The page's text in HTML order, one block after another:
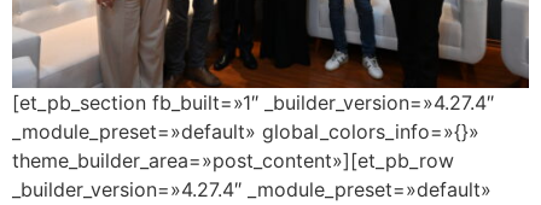
[et_pb_section fb_built=»1″ _builder_version=»4.27.4″
_module_preset=»default» global_colors_info=»{}»
theme_builder_area=»post_content»][et_pb_row
_builder_version=»4.27.4″ _module_preset=»default»